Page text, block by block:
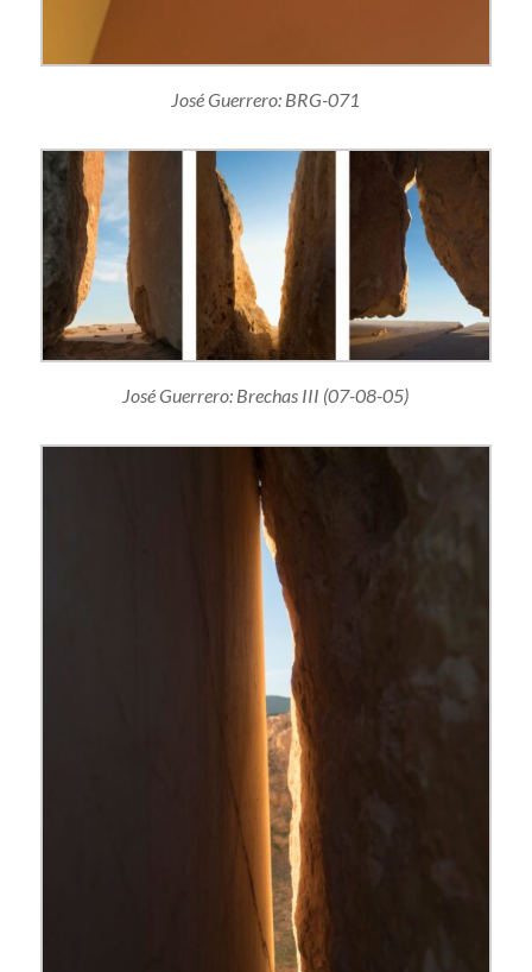
José Guerrero: BRG-071
José Guerrero: Brechas III (07-08-05)